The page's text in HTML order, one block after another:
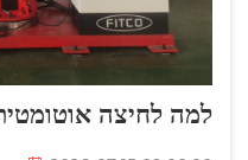
למה לחיצה